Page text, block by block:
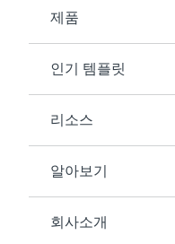
제품
개요
설문조사
AI 설문조사 생성기
온라인 양식
시장 조사
인기 템플릿
고객 만족도
직원 참여도
행사 피드백
제품 테스트
리소스
고객
블로그
알아보기
설문조사를 만드는
회사소개